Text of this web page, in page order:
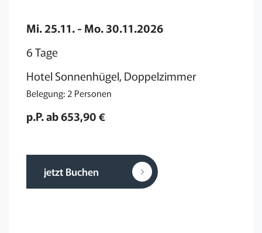
Mi. 25.11. - Mo. 30.11.2026
6 Tage
Hotel Sonnenhügel, Doppelzimmer
Belegung: 2 Personen
p.P. ab 653,90 €
jetzt Buchen